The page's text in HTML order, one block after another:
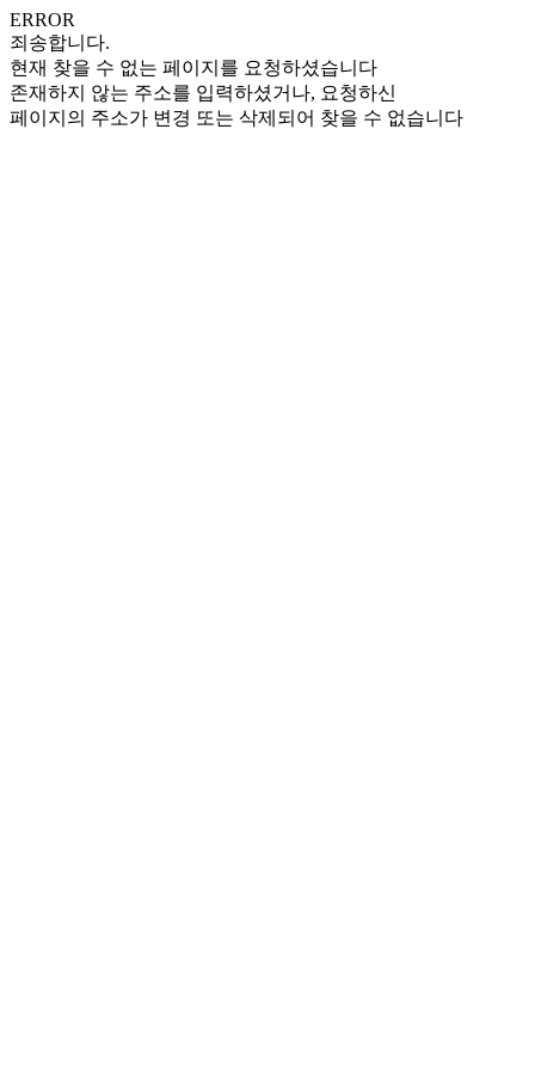
ERROR
죄송합니다.
현재 찾을 수 없는 페이지를 요청하셨습니다
존재하지 않는 주소를 입력하셨거나, 요청하신
페이지의 주소가 변경 또는 삭제되어 찾을 수 없습니다